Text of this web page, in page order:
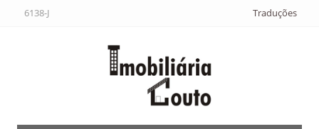
6138-J Traduções